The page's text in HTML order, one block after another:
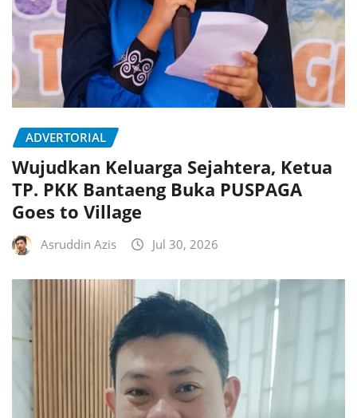
ADVERTORIAL
Wujudkan Keluarga Sejahtera, Ketua
TP. PKK Bantaeng Buka PUSPAGA
Goes to Village
Asruddin Azis Jul 30, 2026